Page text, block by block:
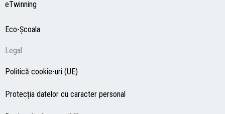
eTwinning
Eco-Şcoala
Legal
Politică cookie-uri (UE)
Protecția datelor cu caracter personal